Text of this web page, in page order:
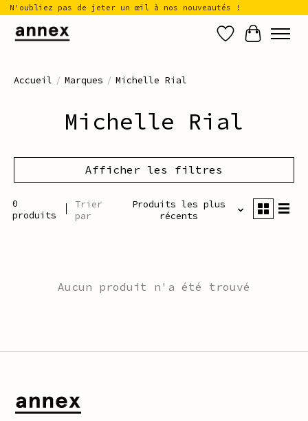
N'oubliez pas de jeter un œil à nos nouveautés !
Liste de
Panier
Accueil / Marques / Michelle Rial
Michelle Rial
Afficher les filtres
0
produits
Trier
par
Produits les plus
récents
Aucun produit n'a été trouvé